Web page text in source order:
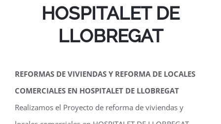
HOSPITALET DE
LLOBREGAT
REFORMAS DE VIVIENDAS Y REFORMA DE LOCALES
COMERCIALES EN HOSPITALET DE LLOBREGAT
Realizamos el Proyecto de reforma de viviendas y